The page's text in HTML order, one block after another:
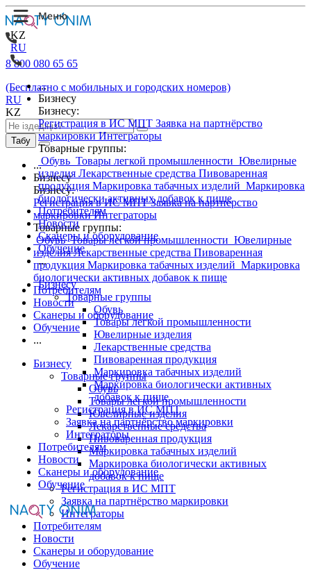
KZ
RU
...
Бизнесу
Бизнесу:
Регистрация в ИС МПТ Заявка на партнёрство
маркировкиИнтеграторы
Товарные группы:
Обувь Товары легкой промышленности Ювелирные
изделия Лекарственные средства Пивоваренная
продукция Маркировка табачных изделий Маркировка
биологически активных добавок к пище
Потребителям
Новости
Сканеры и оборудование
Обучение
...
Бизнесу
Товарные группы
Обувь
Товары легкой промышленности
Ювелирные изделия
Лекарственные средства
Пивоваренная продукция
Маркировка табачных изделий
Маркировка биологически активных
добавок к пище
Регистрация в ИС МПТ
Заявка на партнёрство маркировки
Интеграторы
Потребителям
Новости
Сканеры и оборудование
Обучение
8 800 080 65 65
(Бесплатно с мобильных и городских номеров)
RU
KZ
Табу
...
Бизнесу
Бизнесу:
Регистрация в ИС МПТЗаявка на партнёрство
маркировкиИнтеграторы
Товарные группы:
ОбувьТовары легкой промышленности Ювелирные
изделияЛекарственные средства Пивоваренная
продукция Маркировка табачных изделий Маркировка
биологически активных добавок к пище
Потребителям
Новости
Сканеры и оборудование
Обучение
...
Бизнесу
Товарные группы
Обувь
Товары легкой промышленности
Ювелирные изделия
Лекарственные средства
Пивоваренная продукция
Маркировка табачных изделий
Маркировка биологически активных
добавок к пище
Регистрация в ИС МПТ
Заявка на партнёрство маркировки
Интеграторы
Потребителям
Новости
Сканеры и оборудование
Обучение